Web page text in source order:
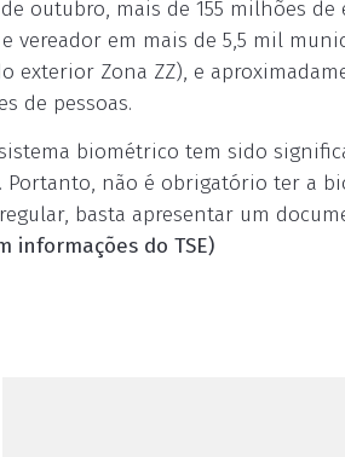
outubro, mais de 155 milhões
vereador em mais de 5,5 mil
exterior Zona ZZ), e
de pessoas.
biométrico tem sido
Portanto, não é obrigatório ter a
basta apresentar um
informações do TSE)